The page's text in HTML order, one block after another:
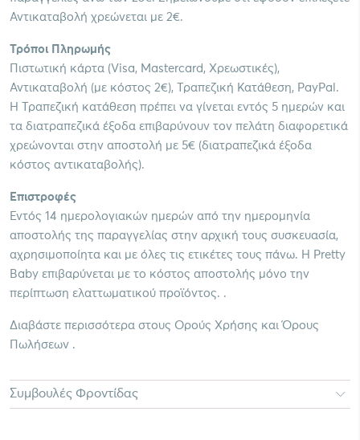
Αντικαταβολή χρεώνεται με 2€.
Τρόποι Πληρωμής
Πιστωτική κάρτα (Visa, Mastercard, Χρεωστικές),
Αντικαταβολή (με κόστος 2€), Τραπεζική Κατάθεση, PayPal.
Η Τραπεζική κατάθεση πρέπει να γίνεται εντός 5 ημερών και
τα διατραπεζικά έξοδα επιβαρύνουν τον πελάτη διαφορετικά
χρεώνονται στην αποστολή με 5€ (διατραπεζικά έξοδα
κόστος αντικαταβολής).
Επιστροφές
Εντός 14 ημερολογιακών ημερών από την ημερομηνία
αποστολής της παραγγελίας στην αρχική τους συσκευασία,
αχρησιμοποίητα και με όλες τις ετικέτες τους πάνω. Η Pretty
Baby επιβαρύνεται με το κόστος αποστολής μόνο την
περίπτωση ελαττωματικού προϊόντος. .
Διαβάστε περισσότερα στους Ορούς Χρήσης και Όρους
Πωλήσεων .
Συμβουλές Φροντίδας